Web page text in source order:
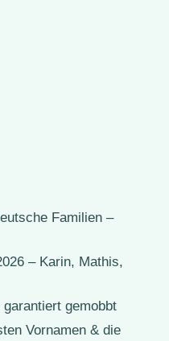
Familien –
– Karin, Mathis,
gemobbt
Vornamen & die